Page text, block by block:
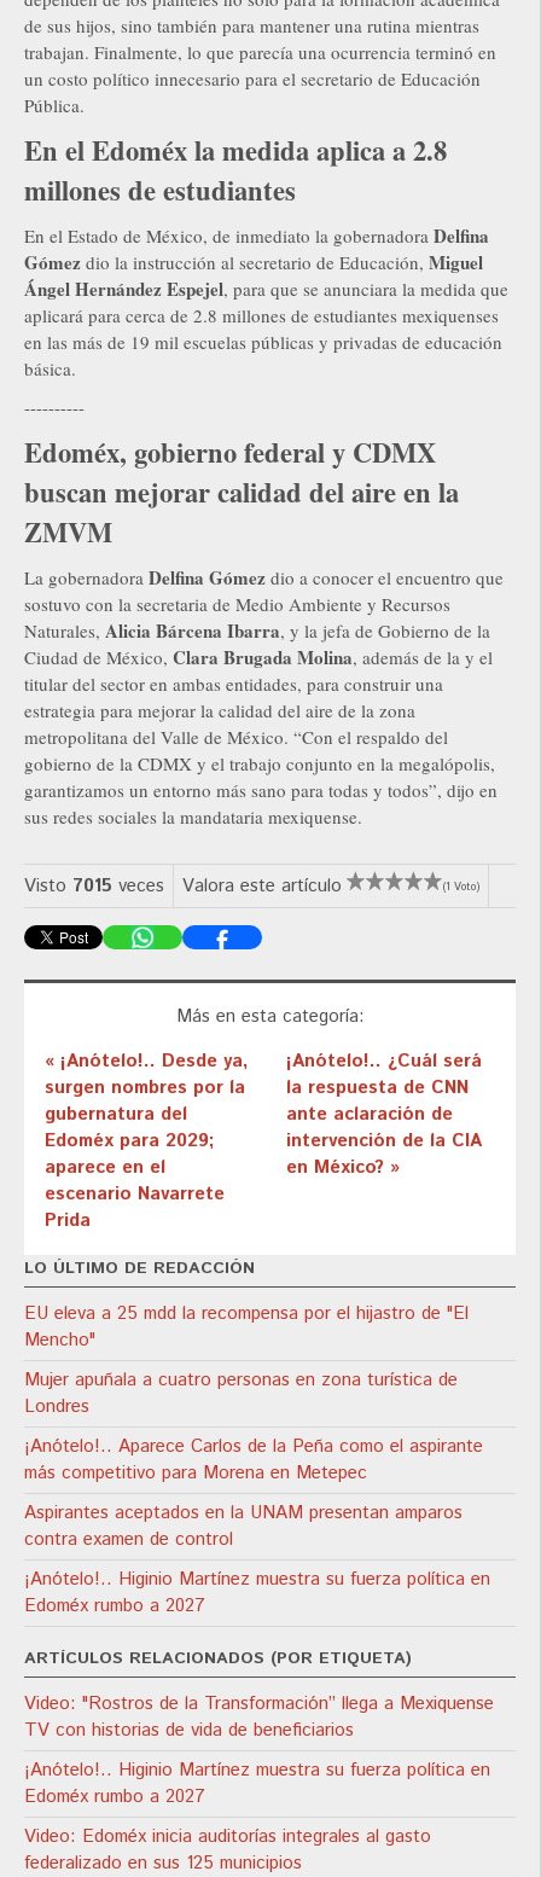
de sus hijos, sino también para mantener una rutina mientras
trabajan. Finalmente, lo que parecía una ocurrencia terminó en
un costo político innecesario para el secretario de Educación
Pública.
En el Edoméx la medida aplica a 2.8
millones de estudiantes
En el Estado de México, de inmediato la gobernadora Delfina
Gómez dio la instrucción al secretario de Educación, Miguel
Ángel Hernández Espejel, para que se anunciara la medida que
aplicará para cerca de 2.8 millones de estudiantes mexiquenses
en las más de 19 mil escuelas públicas y privadas de educación
básica.
----------
Edoméx, gobierno federal y CDMX
buscan mejorar calidad del aire en la
ZMVM
La gobernadora Delfina Gómez dio a conocer el encuentro que
sostuvo con la secretaria de Medio Ambiente y Recursos
Naturales, Alicia Bárcena Ibarra, y la jefa de Gobierno de la
Ciudad de México, Clara Brugada Molina, además de la y el
titular del sector en ambas entidades, para construir una
estrategia para mejorar la calidad del aire de la zona
metropolitana del Valle de México. “Con el respaldo del
gobierno de la CDMX y el trabajo conjunto en la megalópolis,
garantizamos un entorno más sano para todas y todos”, dijo en
sus redes sociales la mandataria mexiquense.
Visto 7015 veces Valora este artículo (1 Voto)
Más en esta categoría:
« ¡Anótelo!.. Desde ya,
surgen nombres por la
gubernatura del
Edoméx para 2029;
aparece en el
escenario Navarrete
Prida
¡Anótelo!.. ¿Cuál será
la respuesta de CNN
ante aclaración de
intervención de la CIA
en México? »
LO ÚLTIMO DE REDACCIÓN
EU eleva a 25 mdd la recompensa por el hijastro de "El
Mencho"
Mujer apuñala a cuatro personas en zona turística de
Londres
¡Anótelo!.. Aparece Carlos de la Peña como el aspirante
más competitivo para Morena en Metepec
Aspirantes aceptados en la UNAM presentan amparos
contra examen de control
¡Anótelo!.. Higinio Martínez muestra su fuerza política en
Edoméx rumbo a 2027
ARTÍCULOS RELACIONADOS (POR ETIQUETA)
Video: "Rostros de la Transformación” llega a Mexiquense
TV con historias de vida de beneficiarios
¡Anótelo!.. Higinio Martínez muestra su fuerza política en
Edoméx rumbo a 2027
Video: Edoméx inicia auditorías integrales al gasto
federalizado en sus 125 municipios